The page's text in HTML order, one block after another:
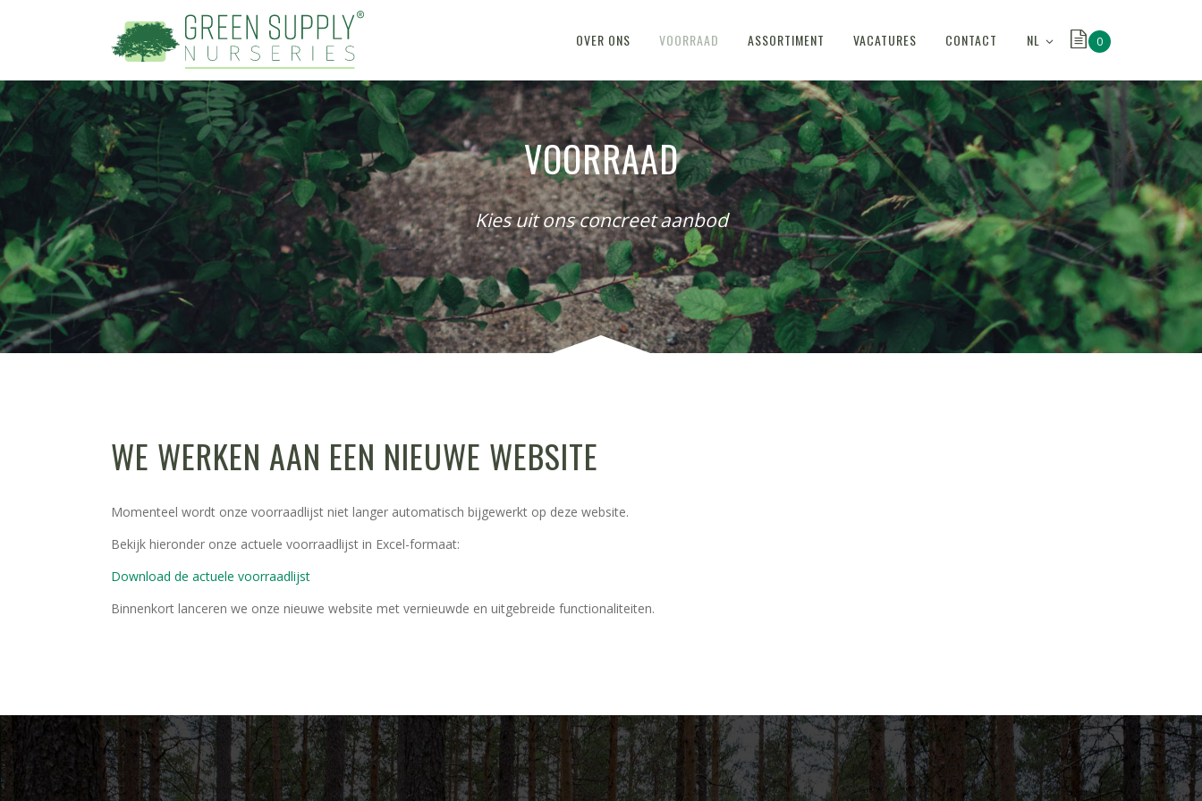
NL 0
OVER ONS VOORRAAD ASSORTIMENT VACATURES CONTACT
VOORRAAD
Kies uit ons concreet aanbod
WE WERKEN AAN EEN NIEUWE WEBSITE
Momenteel wordt onze voorraadlijst niet langer automatisch bijgewerkt op deze website.
Bekijk hieronder onze actuele voorraadlijst in Excel-formaat:
Download de actuele voorraadlijst
Binnenkort lanceren we onze nieuwe website met vernieuwde en uitgebreide functionaliteiten.